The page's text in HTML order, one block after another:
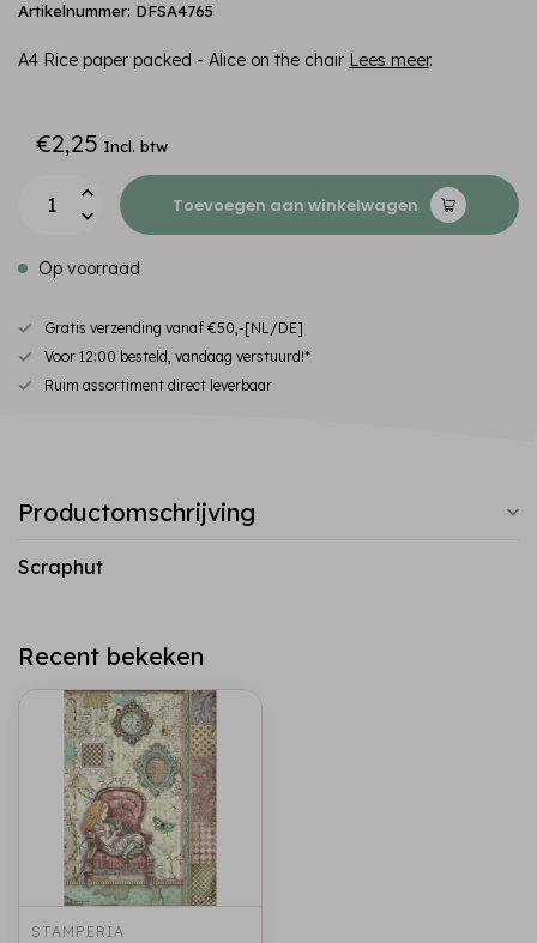
Artikelnummer: DFSA4765
A4 Rice paper packed - Alice on the chair Lees meer.
€2,25 Incl. btw
Toevoegen aan winkelwagen
Op voorraad
Gratis verzending vanaf €50,-[NL/DE]
Voor 12:00 besteld, vandaag verstuurd!*
Ruim assortiment direct leverbaar
Productomschrijving
Scraphut
Recent bekeken
STAMPERIA